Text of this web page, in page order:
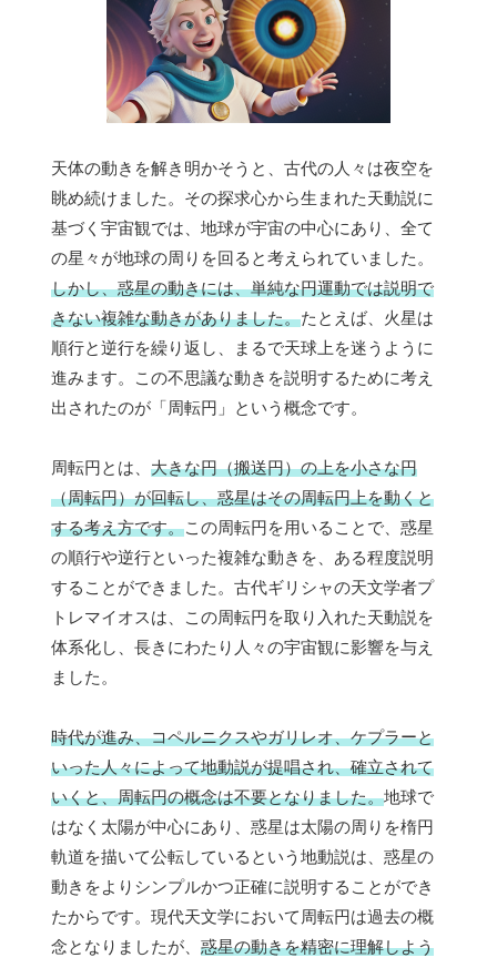
天体の動きを解き明かそうと、古代の人々は夜空を
眺め続けました。その探求心から生まれた天動説に
基づく宇宙観では、地球が宇宙の中心にあり、全て
の星々が地球の周りを回ると考えられていました。
しかし、惑星の動きには、単純な円運動では説明で
きない複雑な動きがありました。たとえば、火星は
順行と逆行を繰り返し、まるで天球上を迷うように
進みます。この不思議な動きを説明するために考え
出されたのが「周転円」という概念です。
周転円とは、 大きな円（搬送円）の上を小さな円
（周転円）が回転し、惑星はその周転円上を動くと
する考え方です。この周転円を用いることで、惑星
の順行や逆行といった複雑な動きを、ある程度説明
することができました。古代ギリシャの天文学者プ
トレマイオスは、この周転円を取り入れた天動説を
体系化し、長きにわたり人々の宇宙観に影響を与え
ました。
時代が進み、コペルニクスやガリレオ、ケプラーと
いった人々によって地動説が提唱され、確立されて
いくと、周転円の概念は不要となりました。地球で
はなく太陽が中心にあり、惑星は太陽の周りを楕円
軌道を描いて公転しているという地動説は、惑星の
動きをよりシンプルかつ正確に説明することができ
たからです。現代天文学において周転円は過去の概
念となりましたが、 惑星の動きを精密に理解しよう